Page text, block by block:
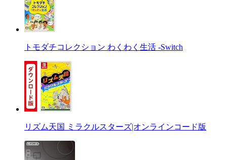
トモダチコレクション わくわく生活 -Switch
リズム天国 ミラクルスターズ|オンラインコード版